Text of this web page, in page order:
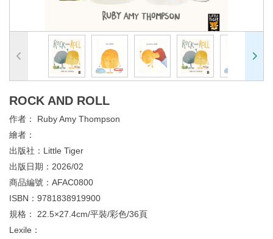
ROCK AND ROLL
作者： Ruby Amy Thompson
繪者：
出版社： Little Tiger
出版日期： 2026/02
商品編號： AFAC0800
ISBN： 9781838919900
規格： 22.5×27.4cm/平裝/彩色/36頁
Lexile：